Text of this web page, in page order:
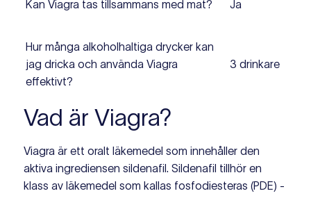
Kan Viagra tas tillsammans med mat? Ja
Hur många alkoholhaltiga drycker kan
jag dricka och använda Viagra
effektivt?
3 drinkare
Vad är Viagra?
Viagra är ett oralt läkemedel som innehåller den
aktiva ingrediensen sildenafil. Sildenafil tillhör en
klass av läkemedel som kallas fosfodiesteras (PDE) -